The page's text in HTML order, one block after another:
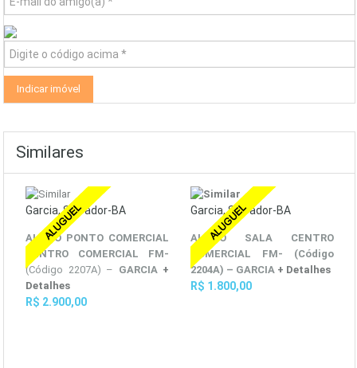
Similares
Garcia, Salvador-BA
ALUGO PONTO COMERCIAL
CENTRO COMERCIAL FM-
(Código 2207A) – GARCIA +
Detalhes
R$ 2.900,00
Garcia, Salvador-BA
ALUGO SALA CENTRO
COMERCIAL FM- (Código
2204A) – GARCIA + Detalhes
R$ 1.800,00